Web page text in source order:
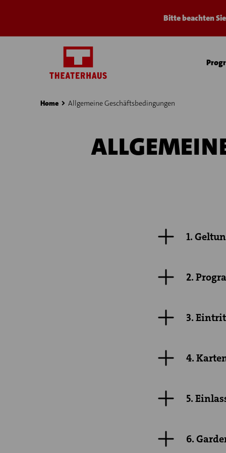
Bitte beachten
Home
› Allgemeine Geschäftsbedingungen
›
1.
2.
3.
4.
5.
6.